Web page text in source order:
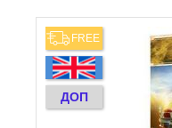
FREE
ДОП